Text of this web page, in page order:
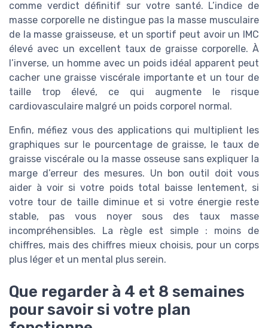
comme verdict définitif sur votre santé. L’indice de
masse corporelle ne distingue pas la masse musculaire
de la masse graisseuse, et un sportif peut avoir un IMC
élevé avec un excellent taux de graisse corporelle. À
l’inverse, un homme avec un poids idéal apparent peut
cacher une graisse viscérale importante et un tour de
taille trop élevé, ce qui augmente le risque
cardiovasculaire malgré un poids corporel normal.
Enfin, méfiez vous des applications qui multiplient les
graphiques sur le pourcentage de graisse, le taux de
graisse viscérale ou la masse osseuse sans expliquer la
marge d’erreur des mesures. Un bon outil doit vous
aider à voir si votre poids total baisse lentement, si
votre tour de taille diminue et si votre énergie reste
stable, pas vous noyer sous des taux masse
incompréhensibles. La règle est simple : moins de
chiffres, mais des chiffres mieux choisis, pour un corps
plus léger et un mental plus serein.
Que regarder à 4 et 8 semaines
pour savoir si votre plan